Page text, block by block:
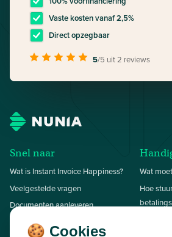
Vaste kosten vanaf 2,5%
Direct opzegbaar
5/5 uit 2 reviews
Snel naar
Wat is Instant Invoice Happiness?
Veelgestelde vragen
Documenten aanleveren
Onze succesverhalen
Wat
Hoe
🍪 Cookies